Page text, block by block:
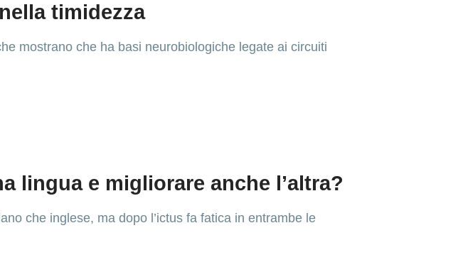
timidezza
mostrano che ha basi neurobiologiche legate ai circuiti
lingua e migliorare anche l’altra?
che inglese, ma dopo l’ictus fa fatica in entrambe le